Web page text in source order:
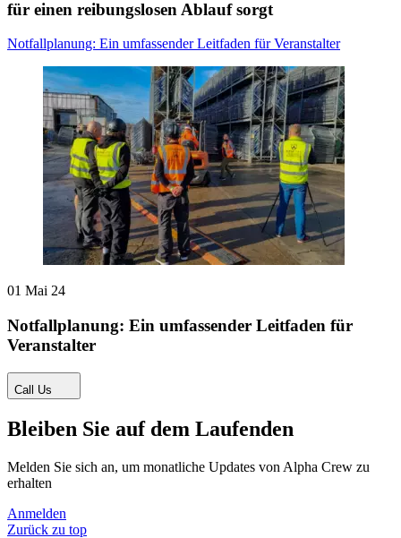
für einen reibungslosen Ablauf sorgt
Notfallplanung: Ein umfassender Leitfaden für Veranstalter
01 Mai 24
Notfallplanung: Ein umfassender Leitfaden für
Veranstalter
Call Us
Bleiben Sie auf dem Laufenden
Melden Sie sich an, um monatliche Updates von Alpha Crew zu
erhalten
Anmelden
Zurück zu top